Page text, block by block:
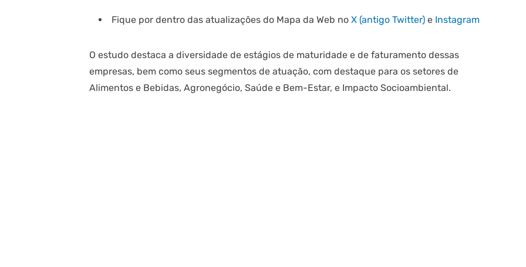
Fique por dentro das atualizações do Mapa da Web no X (antigo Twitter)e Instagram
O estudo destaca a diversidade de estágios de maturidade e de faturamento dessas
empresas, bem como seus segmentos de atuação, com destaque para os setores de
Alimentos e Bebidas, Agronegócio, Saúde e Bem-Estar, e Impacto Socioambiental.